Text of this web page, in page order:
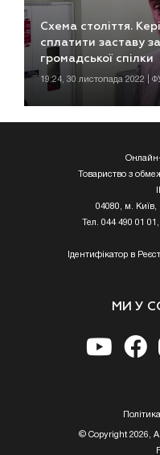
Схема століття.
сплатити заставу
громадської спілки
19:24, 30 листопада 2022 |
Товариство з
04080, м. Київ,
Тел. 044 490 01
Ідентифікатор в
МИ У
© Copyright 2026,